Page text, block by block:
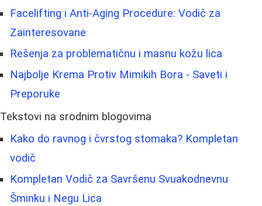
Facelifting i Anti-Aging Procedure: Vodič za
Zainteresovane
Rešenja za problematičnu i masnu kožu lica
Najbolje Krema Protiv Mimikih Bora - Saveti i
Preporuke
Tekstovi na srodnim blogovima
Kako do ravnog i čvrstog stomaka? Kompletan
vodič
Kompletan Vodič za Savršenu Svuakodnevnu
Šminku i Negu Lica